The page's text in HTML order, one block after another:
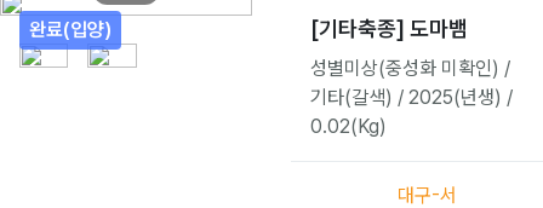
완료(입양) [기타축종] 도마뱀
성별미상(중성화 미확인) /
기타(갈색) / 2025(년생) /
0.02(Kg)
대구-서